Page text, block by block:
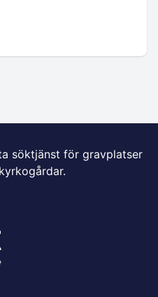
söktjänst för gravplatser